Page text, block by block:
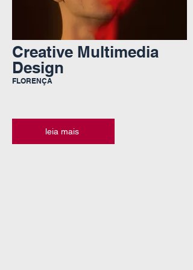
Creative Multimedia
Design
FLORENÇA
leia mais